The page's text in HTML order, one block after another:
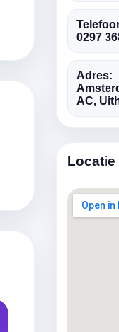
0297
Adres:
AC,
Locatie